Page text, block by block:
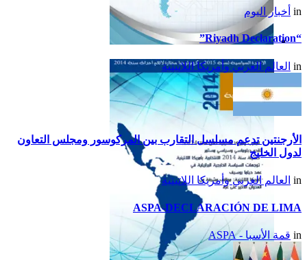
تقرير أمريكا اللاتينية لسنة
2015
in أخبار اليوم
“Riyadh Declaration”
in العالم العربي وأمريكا اللاتينية
الأرجنتين تدعم مسلسل التقارب بين المركوسور ومجلس التعاون
لدول الخليج
in العالم العربي وأمريكا اللاتينية
ASPA-DECLARACIÓN DE LIMA
in قمة الأسبا - ASPA